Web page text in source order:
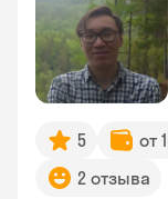
5 от
2 отзыва